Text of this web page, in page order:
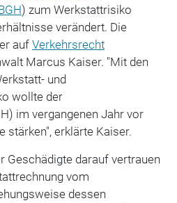
) zum Werkstattrisiko
verändert. Die
auf Verkehrsrecht
Marcus Kaiser. "Mit den
und
wollte der
im vergangenen Jahr vor
stärken", erklärte Kaiser.
Geschädigte darauf vertrauen
vom
dessen